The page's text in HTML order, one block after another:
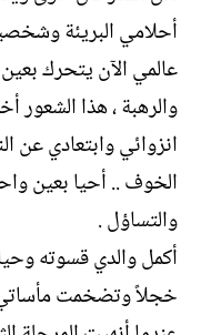
أحلامي البريئة
عالمي الآن يتحرك
والرهبة ، هذا
انزوائي وابتعادي
الخوف .. أحيا بعين
والتساؤل .
أكمل والدي قسوته
خجلاً وتضخمت